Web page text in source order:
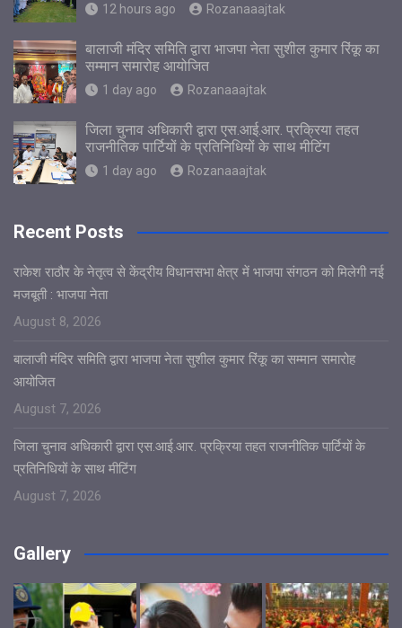
12 hours ago Rozanaaajtak
बालाजी मंदिर समिति द्वारा भाजपा नेता सुशील कुमार रिंकू का
सम्मान समारोह आयोजित
1 day ago Rozanaaajtak
जिला चुनाव अधिकारी द्वारा एस.आई.आर. प्रक्रिया तहत
राजनीतिक पार्टियों के प्रतिनिधियों के साथ मीटिंग
1 day ago Rozanaaajtak
Recent Posts
राकेश राठौर के नेतृत्व से केंद्रीय विधानसभा क्षेत्र में भाजपा संगठन को मिलेगी नई
मजबूती : भाजपा नेता
August 8, 2026
बालाजी मंदिर समिति द्वारा भाजपा नेता सुशील कुमार रिंकू का सम्मान समारोह
आयोजित
August 7, 2026
जिला चुनाव अधिकारी द्वारा एस.आई.आर. प्रक्रिया तहत राजनीतिक पार्टियों के
प्रतिनिधियों के साथ मीटिंग
August 7, 2026
Gallery